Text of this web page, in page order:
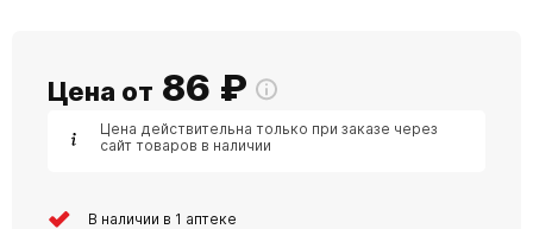
Цена от 86 ₽
Цена действительна только при заказе через
сайт товаров в наличии
В наличии в 1 аптеке